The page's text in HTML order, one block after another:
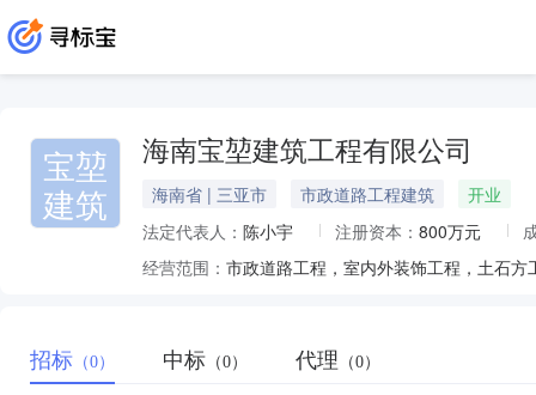
宝堃
建筑
海南宝堃建筑工程有限公司
海南省 | 三亚市 市政道路工程建筑
开业
法定代表人： 陈小宇 注册资本： 800万元
经营范围：
招标 （0） 中标 （0） 代理 （0）